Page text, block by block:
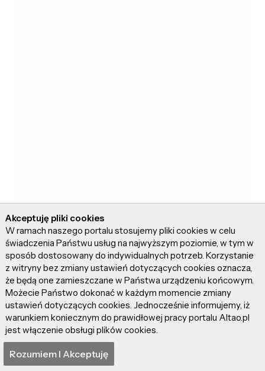
Świetną wiadomością jest jeszcze to, że
konsola umożliwia funkcję pełnej wstecznej
kompatybilności. Dzięki niej gracz odpali także
te starsze tytuły. I będzie cieszył się lepszą
jakością obrazu i wyższą rozdzielczością.
Akceptuję pliki cookies
W ramach naszego portalu stosujemy pliki cookies w celu
świadczenia Państwu usług na najwyższym poziomie, w tym w
sposób dostosowany do indywidualnych potrzeb. Korzystanie
z witryny bez zmiany ustawień dotyczących cookies oznacza,
że będą one zamieszczane w Państwa urządzeniu końcowym.
Możecie Państwo dokonać w każdym momencie zmiany
ustawień dotyczących cookies. Jednocześnie informujemy, iż
warunkiem koniecznym do prawidłowej pracy portalu Altao.pl
jest włączenie obsługi plików cookies.
Rozumiem I Akceptuję